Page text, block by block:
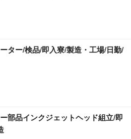
ター/検品/即入寮/製造・工場/日勤/
部品インクジェットヘッド組立/即